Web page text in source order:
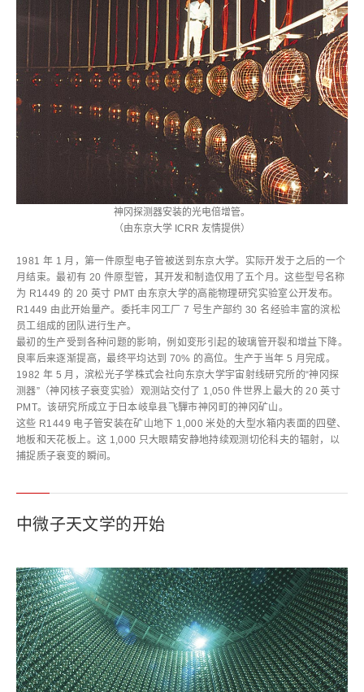
神冈探测器安装的光电倍增管。
（由东京大学 ICRR 友情提供）
1981 年 1 月，第一件原型电子管被送到东京大学。实际开发于之后的一个
月结束。最初有 20 件原型管，其开发和制造仅用了五个月。这些型号名称
为 R1449 的 20 英寸 PMT 由东京大学的高能物理研究实验室公开发布。
R1449 由此开始量产。委托丰冈工厂 7 号生产部约 30 名经验丰富的滨松
员工组成的团队进行生产。
最初的生产受到各种问题的影响，例如变形引起的玻璃管开裂和增益下降。
良率后来逐渐提高，最终平均达到 70% 的高位。生产于当年 5 月完成。
1982 年 5 月，滨松光子学株式会社向东京大学宇宙射线研究所的“神冈探
测器”（神冈核子衰变实验）观测站交付了 1,050 件世界上最大的 20 英寸
PMT。该研究所成立于日本岐阜县飞驒市神冈町的神冈矿山。
这些 R1449 电子管安装在矿山地下 1,000 米处的大型水箱内表面的四壁、
地板和天花板上。这 1,000 只大眼睛安静地持续观测切伦科夫的辐射，以
捕捉质子衰变的瞬间。
中微子天文学的开始